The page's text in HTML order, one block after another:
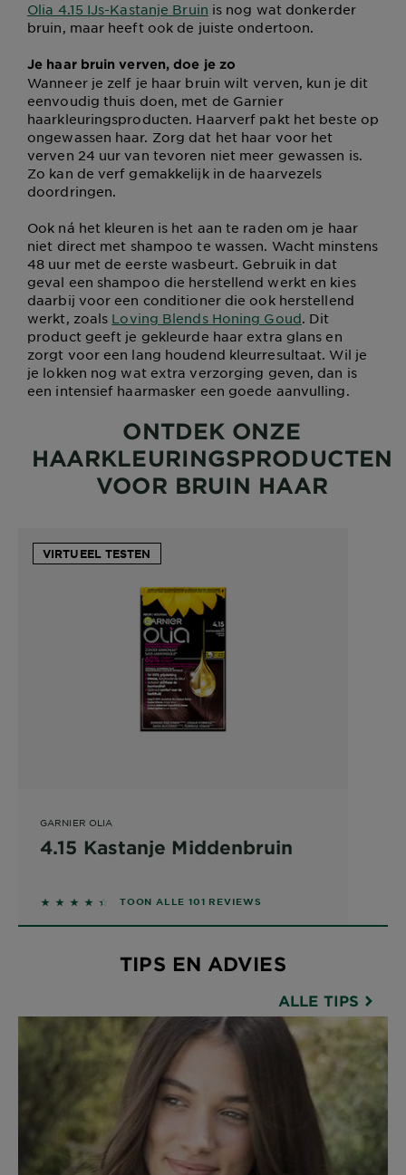
Olia 4.15 IJs-Kastanje Bruin is nog wat donkerder
bruin, maar heeft ook de juiste ondertoon.
Je haar bruin verven, doe je zo
Wanneer je zelf je haar bruin wilt verven, kun je dit
eenvoudig thuis doen, met de Garnier
haarkleuringsproducten. Haarverf pakt het beste op
ongewassen haar. Zorg dat het haar voor het
verven 24 uur van tevoren niet meer gewassen is.
Zo kan de verf gemakkelijk in de haarvezels
doordringen.
Ook ná het kleuren is het aan te raden om je haar
niet direct met shampoo te wassen. Wacht minstens
48 uur met de eerste wasbeurt. Gebruik in dat
geval een shampoo die herstellend werkt en kies
daarbij voor een conditioner die ook herstellend
werkt, zoals Loving Blends Honing Goud. Dit
product geeft je gekleurde haar extra glans en
zorgt voor een lang houdend kleurresultaat. Wil je
je lokken nog wat extra verzorging geven, dan is
een intensief haarmasker een goede aanvulling.
ONTDEK ONZE
HAARKLEURINGSPRODUCTEN
VOOR BRUIN HAAR
VIRTUEEL TESTEN
GARNIER OLIA
4.15 Kastanje Middenbruin
4.3267 out of 5 stars based on reviews
TOON ALLE 101 REVIEWS
TIPS EN ADVIES
ALLE TIPS